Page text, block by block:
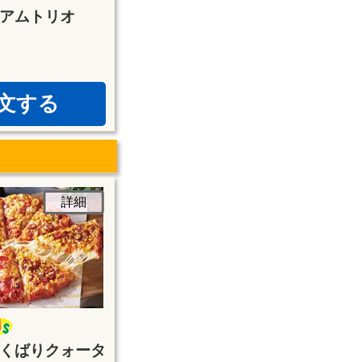
ムトリオ
する
詳細
ばりクォータ